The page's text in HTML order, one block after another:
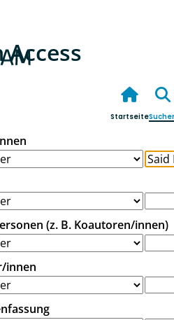
Access
Startseite
(z. B. Koautoren/innen)
innen